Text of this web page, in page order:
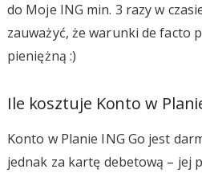
do Moje ING min. 3 razy w
zauważyć, że warunki de facto
pieniężną :)
Ile kosztuje Konto w
Konto w Planie ING Go jest
jednak za kartę debetową – jej